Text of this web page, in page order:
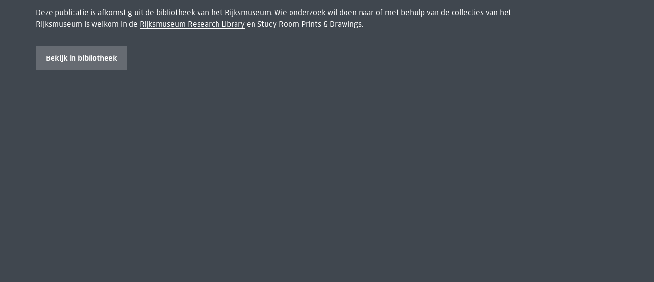
Deze publicatie is afkomstig uit de bibliotheek van het Rijksmuseum. Wie onderzoek wil doen naar of met behulp van de collecties van het
Rijksmuseum is welkom in de Rijksmuseum Research Libraryen Study Room Prints & Drawings.
Bekijk in bibliotheek